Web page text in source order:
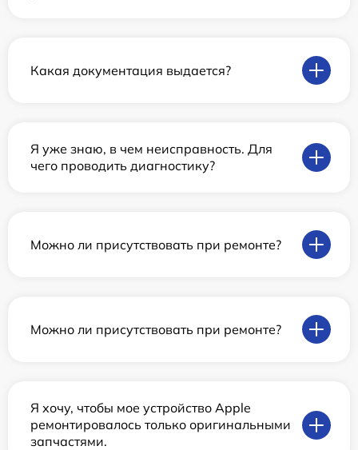
Какая документация выдается?
Я уже знаю, в чем неисправность. Для
чего проводить диагностику?
Можно ли присутствовать при ремонте?
Можно ли присутствовать при ремонте?
Я хочу, чтобы мое устройство Apple
ремонтировалось только оригинальными
запчастями.